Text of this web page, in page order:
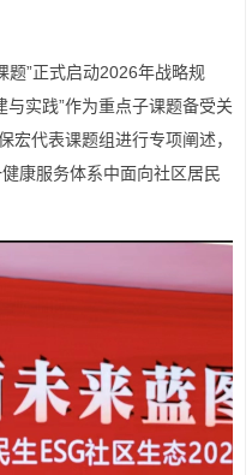
题”正式启动2026年战略规
实践”作为重点子课题备受关
宏代表课题组进行专项阐述，
康服务体系中面向社区居民